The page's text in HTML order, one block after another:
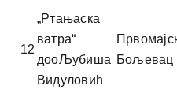
12
„Ртањаска
ватра“
дооЉубиша
Видуловић
Бољевац